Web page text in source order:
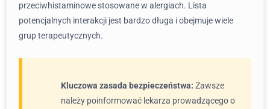
przeciwhistaminowe stosowane w alergiach. Lista
potencjalnych interakcji jest bardzo długa i obejmuje wiele
grup terapeutycznych.
Kluczowa zasada bezpieczeństwa: Zawsze
należy poinformować lekarza prowadzącego o